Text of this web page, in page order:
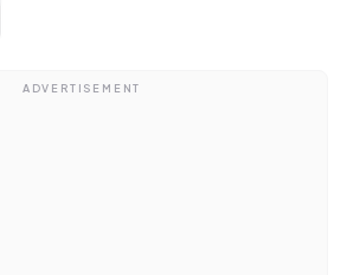
ADVERTISEMENT